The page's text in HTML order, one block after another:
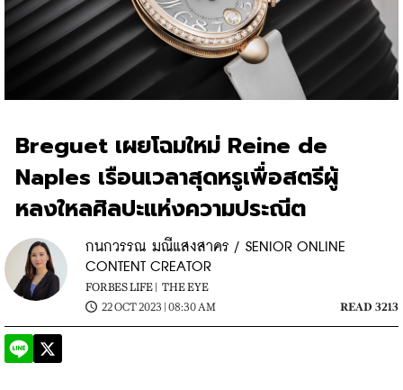
Breguet เผยโฉมใหม่ Reine de
Naples เรือนเวลาสุดหรูเพื่อสตรีผู้
หลงใหลศิลปะแห่งความประณีต
กนกวรรณ มณีแสงสาคร / SENIOR ONLINE
CONTENT CREATOR
FORBES LIFE | THE EYE
22 OCT 2023 | 08:30 AM
READ 3213